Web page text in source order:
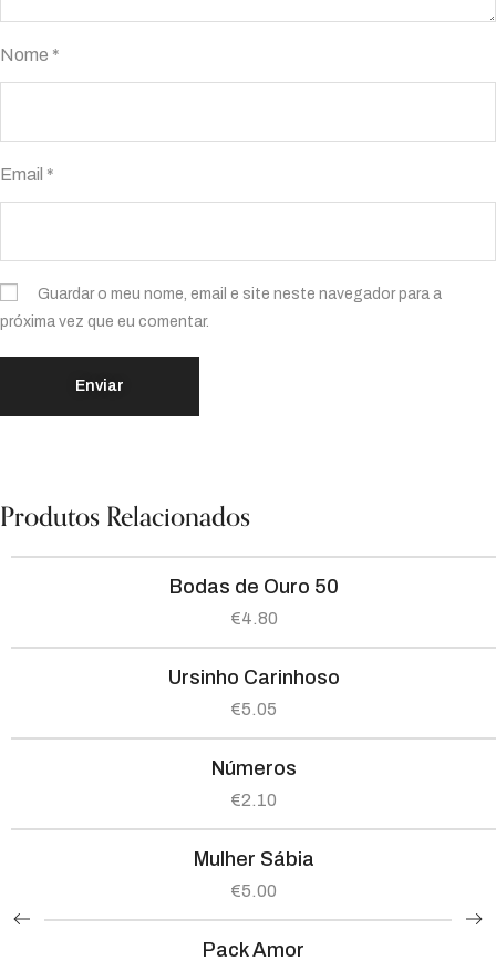
Nome *
Email *
Guardar o meu nome, email e site neste navegador para a
próxima vez que eu comentar.
Produtos Relacionados
Bodas de Ouro 50
€4.80
Ursinho Carinhoso
€5.05
Números
€2.10
Mulher Sábia
€5.00
Pack Amor